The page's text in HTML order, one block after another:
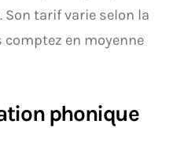
. Son tarif varie selon la
en moyenne
phonique